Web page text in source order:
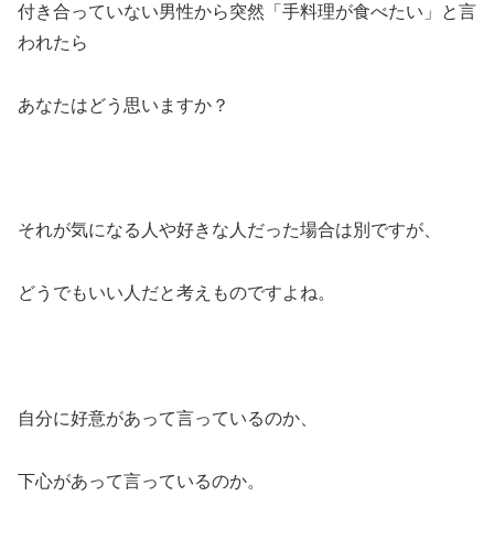
付き合っていない男性から突然「手料理が食べたい」と言
われたら
あなたはどう思いますか？
それが気になる人や好きな人だった場合は別ですが、
どうでもいい人だと考えものですよね。
自分に好意があって言っているのか、
下心があって言っているのか。